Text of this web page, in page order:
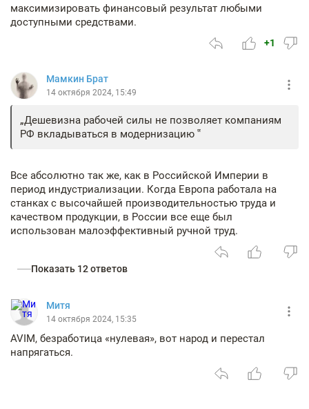
максимизировать финансовый результат любыми
доступными средствами.
+1
Мамкин Брат
14 октября 2024, 15:49
Дешевизна рабочей силы не позволяет компаниям
РФ вкладываться в модернизацию
Все абсолютно так же, как в Российской Империи в
период индустриализации. Когда Европа работала на
станках с высочайшей производительностью труда и
качеством продукции, в России все еще был
использован малоэффективный ручной труд.
Показать 12 ответов
Митя
14 октября 2024, 15:35
AVIM, безработица «нулевая», вот народ и перестал
напрягаться.